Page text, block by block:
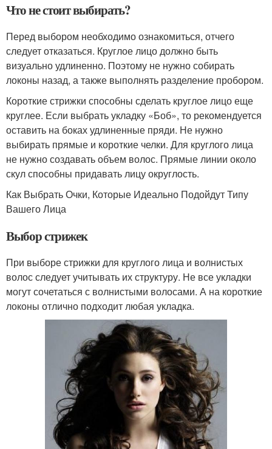
Что не стоит выбирать?
Перед выбором необходимо ознакомиться, отчего
следует отказаться. Круглое лицо должно быть
визуально удлиненно. Поэтому не нужно собирать
локоны назад, а также выполнять разделение пробором.
Короткие стрижки способны сделать круглое лицо еще
круглее. Если выбрать укладку «Боб», то рекомендуется
оставить на боках удлиненные пряди. Не нужно
выбирать прямые и короткие челки. Для круглого лица
не нужно создавать объем волос. Прямые линии около
скул способны придавать лицу округлость.
Как Выбрать Очки, Которые Идеально Подойдут Типу
Вашего Лица
Выбор стрижек
При выборе стрижки для круглого лица и волнистых
волос следует учитывать их структуру. Не все укладки
могут сочетаться с волнистыми волосами. А на короткие
локоны отлично подходит любая укладка.